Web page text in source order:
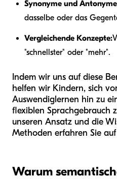
Synonyme und
dasselbe oder das
Vergleichende Konzepte:
"schnellster" oder "mehr".
Indem wir uns auf diese
helfen wir Kindern, sich
Auswendiglernen hin zu
flexiblen Sprachgebrauch
unseren Ansatz und die
Methoden erfahren Sie
Warum